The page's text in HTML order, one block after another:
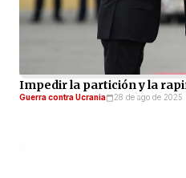
Impedir la partición y la
Guerra contra Ucrania 28 de ago de 2025